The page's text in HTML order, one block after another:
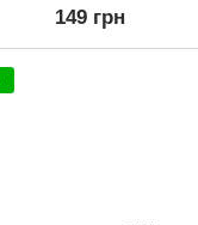
149 грн